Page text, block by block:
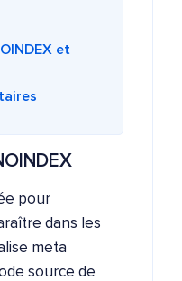
et
pour
dans les
meta
source de